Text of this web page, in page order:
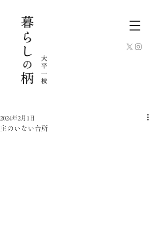
主のいない台所
2024年2月1日